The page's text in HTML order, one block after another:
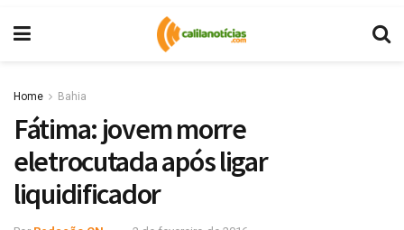
Home Bahia
Fátima: jovem morre
eletrocutada após ligar
liquidificador